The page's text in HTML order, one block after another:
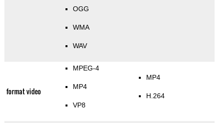
OGG
WMA
WAV
format video
MPEG-4
MP4
VP8
MP4
H.264